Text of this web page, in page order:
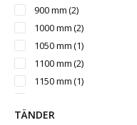
900 mm(2)
1000 mm(2)
1050 mm(1)
1100 mm(2)
1150 mm(1)
1250 mm
TÄNDER